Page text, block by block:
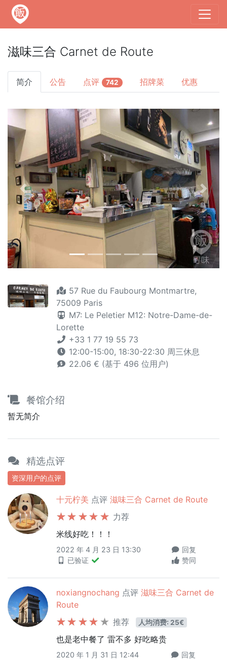
滋味三合 Carnet de Route
简介 公告 点评 742 招牌菜 优惠
Previous Next
57 Rue du Faubourg Montmartre,
75009 Paris
M7: Le Peletier M12: Notre-Dame-de-
Lorette
+33 1 77 19 55 73
12:00-15:00, 18:30-22:30 周三休息
22.06 € (基于 496 位用户)
餐馆介绍
暂无简介
精选点评
资深用户的点评
十元柠美 点评 滋味三合 Carnet de Route
力荐
米线好吃！！！
2022 年 4 月 23 日 13:30
已验证
回复
赞同
noxiangnochang 点评 滋味三合 Carnet de
Route
推荐
人均消费: 25€
也是老中餐了 雷不多 好吃略贵
2020 年 1 月 31 日 12:44
回复